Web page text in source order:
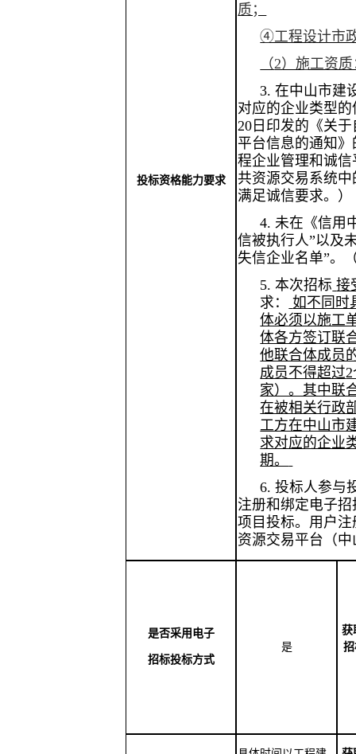
投标资格能力要求
质；
④工程设计市
（2）施工资
3.在中山市建
对应的企业类型的
20日印发的《关
平台信息的通知
程企业管理和诚
共资源交易系统
满足诚信要求。）
4.未在《信用
信被执行人”以及
失信企业名单”。
5.本次招标 接
求：
如不同时
体必须以施工
体各方签订联
他联合体成员
成员不得超过
家）。其中联
在被相关行政
工方在中山市
求对应的企业
期。
6.投标人参与
注册和绑定电子
项目投标。用户
资源交易平台（中
是否采用电子
招标投标方式
是
获